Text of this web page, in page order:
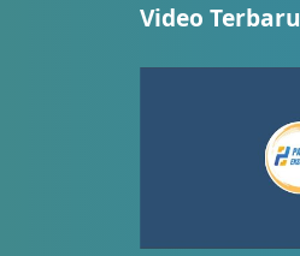
Video Terbaru